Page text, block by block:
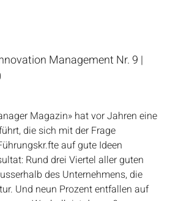
Management Nr. 9 |
Magazin» hat vor Jahren eine
die sich mit der Frage
auf gute Ideen
Rund drei Viertel aller guten
des Unternehmens, die
Und neun Prozent entfallen auf